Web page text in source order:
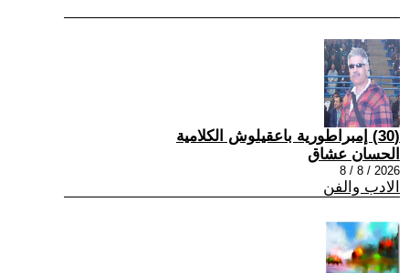
(30) إمبراطورية باعقيلوش الكلامية
الحسان عشاق
2026 / 8 / 8
الادب والفن